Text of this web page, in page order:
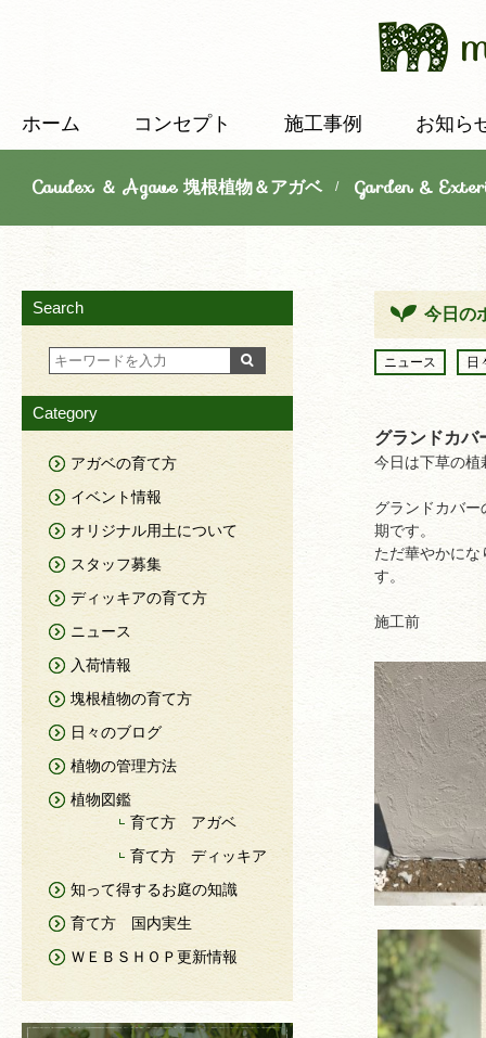
ホーム コンセプト 施工事例 お知ら
Caudex ＆ Agave 塊根植物＆アガベ/Garden &
今日の
ニュース 日
グランドカバ
今日は下草の植
グランドカバ
期です。
ただ華やかに
す。
施工前
Search
Category
アガベの育て方
イベント情報
オリジナル用土について
スタッフ募集
ディッキアの育て方
ニュース
入荷情報
塊根植物の育て方
日々のブログ
植物の管理方法
植物図鑑
育て方 アガベ
育て方 ディッキア
知って得するお庭の知識
育て方 国内実生
ＷＥＢＳＨＯＰ更新情報